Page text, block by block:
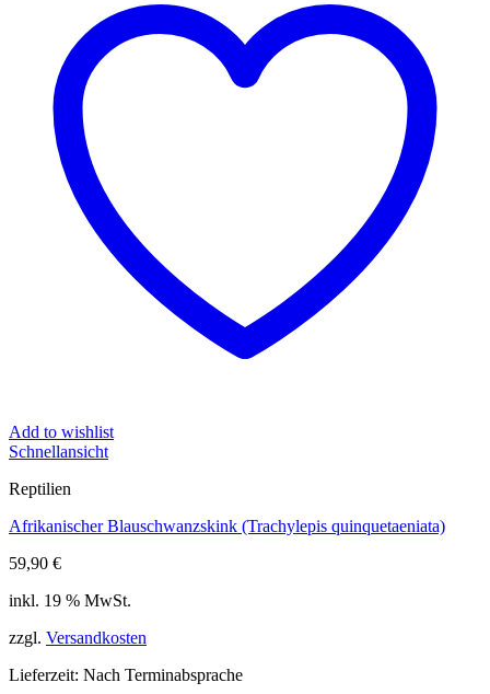
Add to wishlist
Schnellansicht
Reptilien
Afrikanischer Blauschwanzskink (Trachylepis quinquetaeniata)
59,90 €
inkl. 19 % MwSt.
zzgl. Versandkosten
Lieferzeit: Nach Terminabsprache